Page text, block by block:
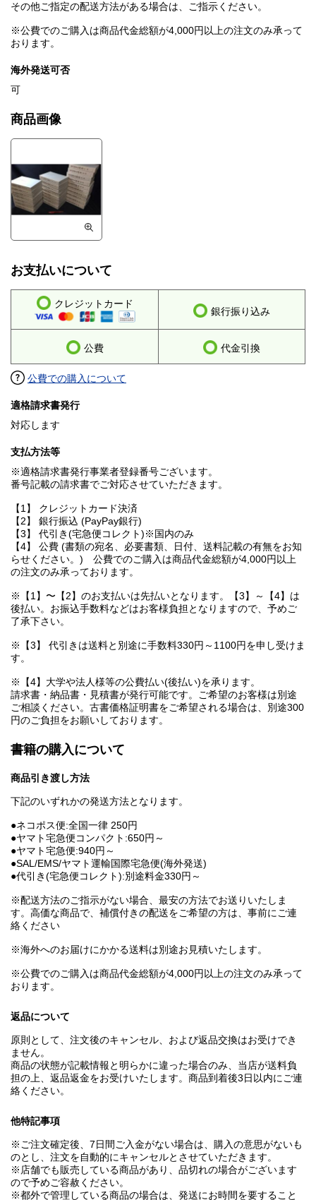
その他ご指定の配送方法がある場合は、ご指示ください。
※公費でのご購入は商品代金総額が4,000円以上の注文のみ承って
おります。
海外発送可否
可
商品画像
お支払いについて
クレジットカード
銀行振り込み
公費 代金引換
公費での購入について
適格請求書発行
対応します
支払方法等
※適格請求書発行事業者登録番号ございます。
番号記載の請求書でご対応させていただきます。
【1】 クレジットカード決済
【2】 銀行振込 (PayPay銀行)
【3】 代引き(宅急便コレクト)※国内のみ
【4】 公費 (書類の宛名、必要書類、日付、送料記載の有無をお知
らせください。) 公費でのご購入は商品代金総額が4,000円以上
の注文のみ承っております。
※【1】〜【2】のお支払いは先払いとなります。【3】～【4】は
後払い。お振込手数料などはお客様負担となりますので、予めご
了承下さい。
※【3】 代引きは送料と別途に手数料330円～1100円を申し受けま
す。
※【4】大学や法人様等の公費払い(後払い)を承ります。
請求書・納品書・見積書が発行可能です。ご希望のお客様は別途
ご相談ください。古書価格証明書をご希望される場合は、別途300
円のご負担をお願いしております。
書籍の購入について
商品引き渡し方法
下記のいずれかの発送方法となります。
●ネコポス便:全国一律 250円
●ヤマト宅急便コンパクト:650円～
●ヤマト宅急便:940円～
●SAL/EMS/ヤマト運輸国際宅急便(海外発送)
●代引き(宅急便コレクト):別途料金330円～
※配送方法のご指示がない場合、最安の方法でお送りいたしま
す。高価な商品で、補償付きの配送をご希望の方は、事前にご連
絡ください
※海外へのお届けにかかる送料は別途お見積いたします。
※公費でのご購入は商品代金総額が4,000円以上の注文のみ承って
おります。
返品について
原則として、注文後のキャンセル、および返品交換はお受けでき
ません。
商品の状態が記載情報と明らかに違った場合のみ、当店が送料負
担の上、返品返金をお受けいたします。商品到着後3日以内にご連
絡ください。
他特記事項
※ご注文確定後、7日間ご入金がない場合は、購入の意思がないも
のとし、注文を自動的にキャンセルとさせていただきます。
※店舗でも販売している商品があり、品切れの場合がございます
ので予めご容赦ください。
※都外で管理している商品の場合は、発送にお時間を要すること